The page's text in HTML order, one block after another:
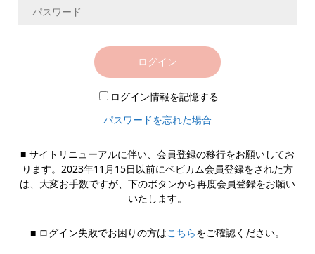
ログイン
ログイン情報を記憶する
パスワードを忘れた場合
■ サイトリニューアルに伴い、会員登録の移行をお願いしてお
ります。2023年11月15日以前にベビカム会員登録をされた方
は、大変お手数ですが、下のボタンから再度会員登録をお願い
いたします。
■ ログイン失敗でお困りの方はこちらをご確認ください。